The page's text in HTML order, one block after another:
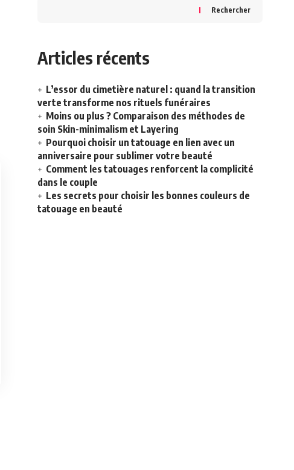
Rechercher
Articles récents
L’essor du cimetière naturel : quand la transition
verte transforme nos rituels funéraires
Moins ou plus ? Comparaison des méthodes de
soin Skin-minimalism et Layering
Pourquoi choisir un tatouage en lien avec un
anniversaire pour sublimer votre beauté
Comment les tatouages renforcent la complicité
dans le couple
Les secrets pour choisir les bonnes couleurs de
tatouage en beauté